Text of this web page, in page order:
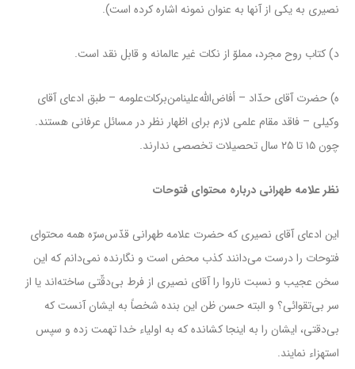
نصیری به یکی از آنها به عنوان نمونه اشاره کرده‌ است).
د) کتاب روح مجرد، مملوّ از نکات غیر عالمانه و قابل نقد است.
ه) حضرت آقای حدّاد – أفاض‌الله‌علینا‌من‌برکات‌علومه – طبق ادعای آقای
وکیلی – فاقد مقام علمی لازم برای اظهار نظر در مسائل عرفانی هستند.
چون ۱۵ تا ۲۵ سال تحصیلات تخصصی ندارند.
نظر علامه طهرانی درباره محتوای فتوحات
این ادعای آقای نصیری که حضرت علامه طهرانی قدّس‌سرّه همه محتوای
فتوحات را درست می‌دانند کذب محض است و نگارنده نمی‌دانم که این
سخن عجیب و نسبت ناروا را آقای نصیری از فرط بی‌دقّتی ساخته‌اند یا از
سر بی‌تقوائی؟ و البته حسن ظن این بنده شخصاً به ایشان آنست که
بی‌دقتی،‌ ایشان را به اینجا کشانده که به اولیاء خدا تهمت زده و سپس
استهزاء نمایند.